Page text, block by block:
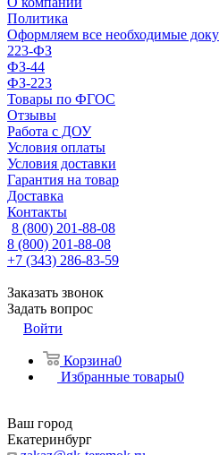
Политика
Оформляем все необходимые
223-ФЗ
ФЗ-44
ФЗ-223
Товары по ФГОС
Отзывы
Работа с ДОУ
Условия оплаты
Условия доставки
Гарантия на товар
Доставка
Контакты
8 (800) 201-88-08
8 (800) 201-88-08
+7 (343) 286-83-59
Заказать звонок
Задать вопрос
Войти
Корзина0
Избранные товары0
Ваш город
Екатеринбург